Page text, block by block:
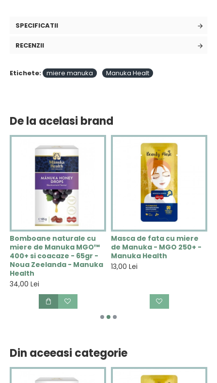
SPECIFICATII
RECENZII
Etichete: miere manuka Manuka Healt
De la acelasi brand
Bomboane naturale cu
miere de Manuka MGO™
400+ si coacaze - 65gr -
Noua Zeelanda - Manuka
Health
34,00 Lei
Masca de fata cu miere
de Manuka - MGO 250+ -
Manuka Health
13,00 Lei
Din aceeasi categorie